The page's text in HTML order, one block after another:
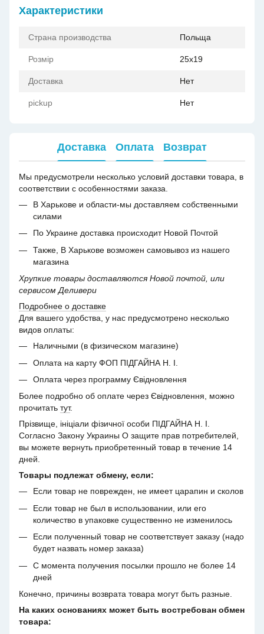
Характеристики
Страна производства Польща
Розмір 25x19
Доставка Нет
pickup Нет
Доставка Оплата Возврат
Мы предусмотрели несколько условий доставки товара, в
соответствии с особенностями заказа.
В Харькове и области-мы доставляем собственными
силами
По Украине доставка происходит Новой Почтой
Также, В Харькове возможен самовывоз из нашего
магазина
Хрупкие товары доставляются Новой почтой, или
сервисом Деливери
Подробнее о доставке
Для вашего удобства, у нас предусмотрено несколько
видов оплаты:
Наличными (в физическом магазине)
Оплата на карту ФОП ПІДГАЙНА Н. І.
Оплата через программу Євідновлення
Более подробно об оплате через Євідновлення, можно
прочитать тут.
Прізвище, ініціали фізичної особи ПІДГАЙНА Н. І.
Согласно Закону Украины О защите прав потребителей,
вы можете вернуть приобретенный товар в течение 14
дней.
Товары подлежат обмену, если:
Если товар не поврежден, не имеет царапин и сколов
Если товар не был в использовании, или его
количество в упаковке существенно не изменилось
Если полученный товар не соответствует заказу (надо
будет назвать номер заказа)
С момента получения посылки прошло не более 14
дней
Конечно, причины возврата товара могут быть разные.
На каких основаниях может быть востребован обмен
товара: